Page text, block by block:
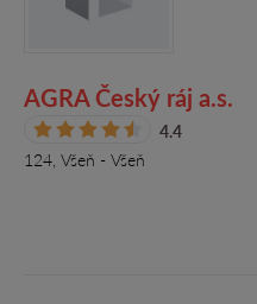
AGRA Český ráj a.s.
4.4
124, Všeň - Všeň